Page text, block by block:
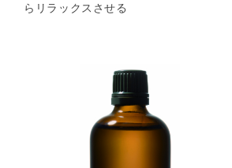
らリラックスさせる